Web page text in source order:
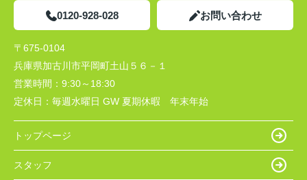
0120-928-028 お問い合わせ
〒675-0104
兵庫県加古川市平岡町土山５６－１
営業時間： 9:30～18:30
定休日： 毎週水曜日 GW 夏期休暇 年末年始
トップページ
スタッフ